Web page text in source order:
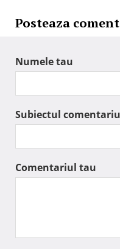
Posteaza
Numele tau
Subiectul
Comentariul tau